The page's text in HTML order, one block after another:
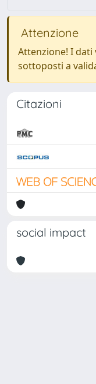
Attenzione
Attenzione! I dati
sottoposti a
Citazioni
social impact